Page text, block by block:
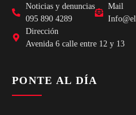
Noticias y denuncias
095 890 4289
Mail
Dirección
Avenida 6 calle entre 12 y 13
PONTE AL DÍA